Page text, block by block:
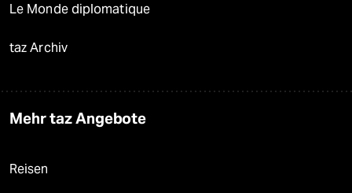
Le Monde diplomatique
taz Archiv
Mehr taz Angebote
Reisen